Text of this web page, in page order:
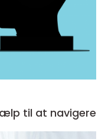
til at navigere